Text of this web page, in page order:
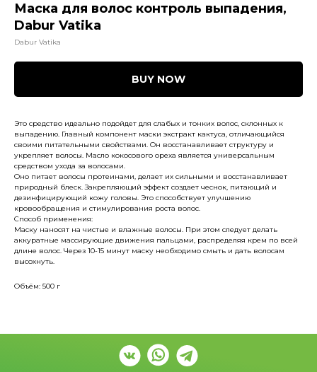
Маска для волос контроль выпадения,
Dabur Vatika
Dabur Vatika
BUY NOW
Это средство идеально подойдет для слабых и тонких волос, склонных к
выпадению. Главный компонент маски экстракт кактуса, отличающийся
своими питательными свойствами. Он восстанавливает структуру и
укрепляет волосы. Масло кокосового ореха является универсальным
средством ухода за волосами.
Оно питает волосы протеинами, делает их сильными и восстанавливает
природный блеск. Закрепляющий эффект создает чеснок, питающий и
дезинфицирующий кожу головы. Это способствует улучшению
кровообращения и стимулирования роста волос.
Способ применения:
Маску наносят на чистые и влажные волосы. При этом следует делать
аккуратные массирующие движения пальцами, распределяя крем по всей
длине волос. Через 10-15 минут маску необходимо смыть и дать волосам
высохнуть.
Объём: 500 г